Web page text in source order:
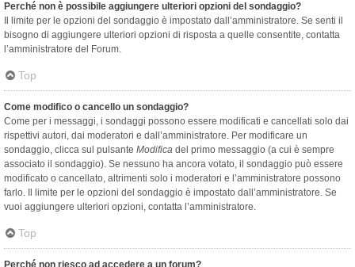
Perché non è possibile aggiungere ulteriori opzioni del sondaggio?
Il limite per le opzioni del sondaggio è impostato dall’amministratore. Se senti il
bisogno di aggiungere ulteriori opzioni di risposta a quelle consentite, contatta
l’amministratore del Forum.
Top
Come modifico o cancello un sondaggio?
Come per i messaggi, i sondaggi possono essere modificati e cancellati solo dai
rispettivi autori, dai moderatori e dall’amministratore. Per modificare un
sondaggio, clicca sul pulsante Modifica del primo messaggio (a cui è sempre
associato il sondaggio). Se nessuno ha ancora votato, il sondaggio può essere
modificato o cancellato, altrimenti solo i moderatori e l’amministratore possono
farlo. Il limite per le opzioni del sondaggio è impostato dall’amministratore. Se
vuoi aggiungere ulteriori opzioni, contatta l’amministratore.
Top
Perché non riesco ad accedere a un forum?